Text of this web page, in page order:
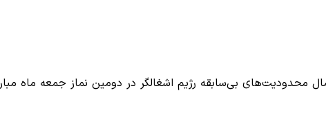
محدودیت‌های بی‌سابقه رژیم اشغالگر در دومین نماز جمعه ماه